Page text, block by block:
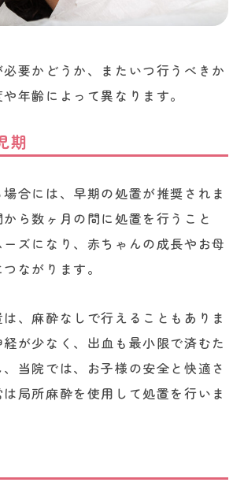
要かどうか、またいつ行うべきか
年齢によって異なります。
期
合には、早期の処置が推奨されま
ら数ヶ月の間に処置を行うこと
ズになり、赤ちゃんの成長やお母
ながります。
、麻酔なしで行えることもありま
が少なく、出血も最小限で済むた
当院では、お子様の安全と快適さ
局所麻酔を使用して処置を行いま